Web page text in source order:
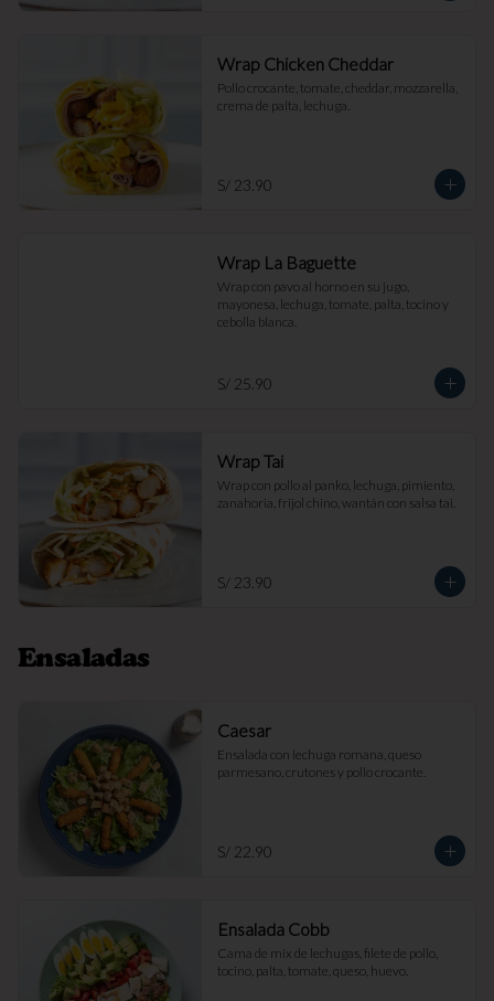
Wrap Chicken Cheddar
Pollo crocante, tomate, cheddar, mozzarella,
crema de palta, lechuga.
S/ 23.90
Wrap La Baguette
Wrap con pavo al horno en su jugo,
mayonesa, lechuga, tomate, palta, tocino y
cebolla blanca.
S/ 25.90
Wrap Tai
Wrap con pollo al panko, lechuga, pimiento,
zanahoria, frijol chino, wantán con salsa tai.
S/ 23.90
Ensaladas
Caesar
Ensalada con lechuga romana, queso
parmesano, crutones y pollo crocante.
S/ 22.90
Ensalada Cobb
Cama de mix de lechugas, filete de pollo,
tocino, palta, tomate, queso, huevo.